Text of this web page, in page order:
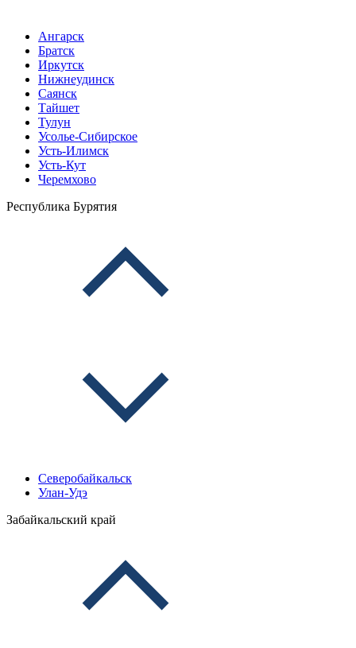
Ангарск
Братск
Иркутск
Нижнеудинск
Саянск
Тайшет
Тулун
Усолье-Сибирское
Усть-Илимск
Усть-Кут
Черемхово
Республика Бурятия
Северобайкальск
Улан-Удэ
Забайкальский край